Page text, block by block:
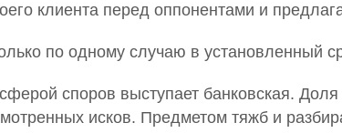
клиента перед оппонентами и
по одному случаю в установленный
споров выступает банковская.
исков. Предметом тяжб и